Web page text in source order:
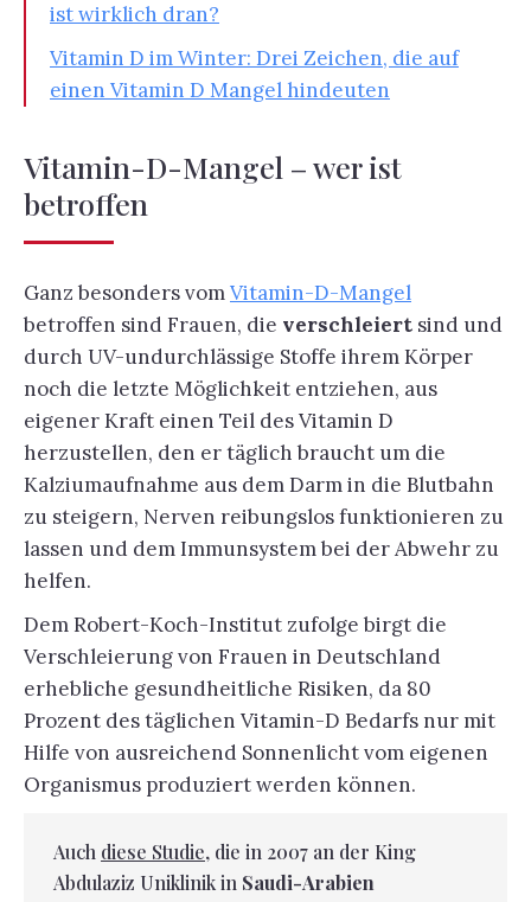
ist wirklich dran?
Vitamin D im Winter: Drei Zeichen, die auf
einen Vitamin D Mangel hindeuten
Vitamin-D-Mangel – wer ist
betroffen
Ganz besonders vomVitamin-D-Mangel
betroffen sind Frauen, die verschleiert sind und
durch UV-undurchlässige Stoffe ihrem Körper
noch die letzte Möglichkeit entziehen, aus
eigener Kraft einen Teil des Vitamin D
herzustellen, den er täglich braucht um die
Kalziumaufnahme aus dem Darm in die Blutbahn
zu steigern, Nerven reibungslos funktionieren zu
lassen und dem Immunsystem bei der Abwehr zu
helfen.
Dem Robert-Koch-Institut zufolge birgt die
Verschleierung von Frauen in Deutschland
erhebliche gesundheitliche Risiken, da 80
Prozent des täglichen Vitamin-D Bedarfs nur mit
Hilfe von ausreichend Sonnenlicht vom eigenen
Organismus produziert werden können.
Auch diese Studie, die in 2007 an der King
Abdulaziz Uniklinik in Saudi-Arabien